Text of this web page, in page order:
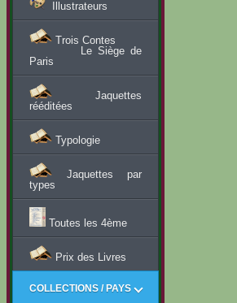
Illustrateurs
Trois Contes
Le Siège de
Paris
Jaquettes
rééditées
Typologie
Jaquettes par
types
Toutes les 4ème
Prix des Livres
COLLECTIONS / PAYS